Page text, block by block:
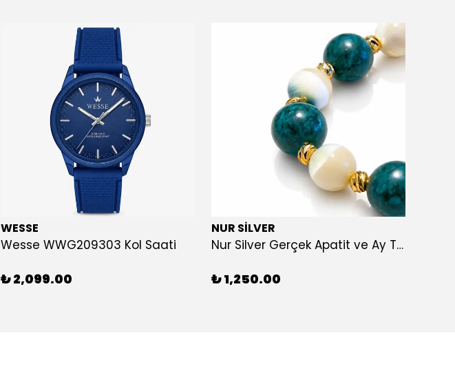
WESSE
Wesse WWG209303 Kol Saati
₺ 2,099.00
NUR SİLVER
Nur Silver Gerçek Apatit ve Ay Taşı Bileklik - NUR-DTB008
₺ 1,250.00